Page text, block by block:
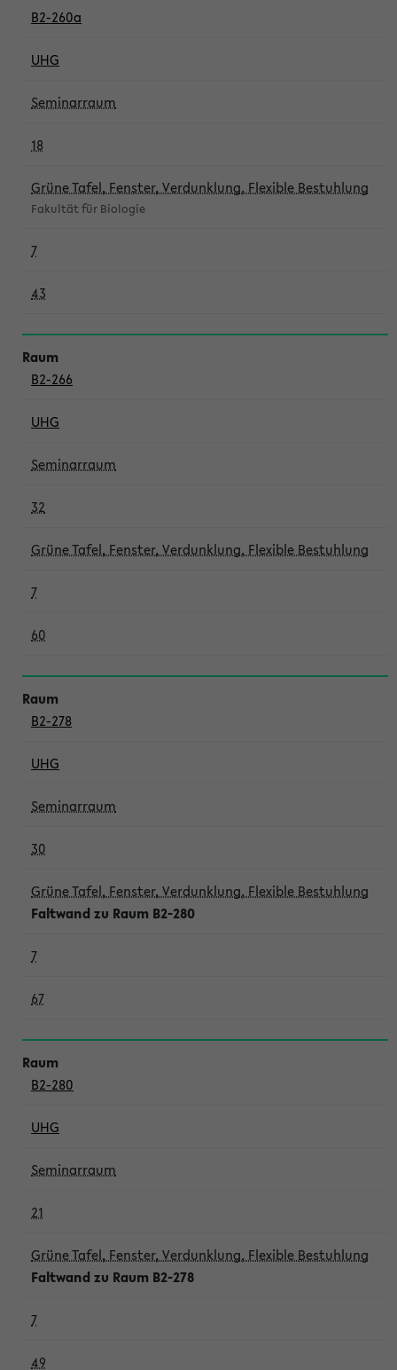
B2-260a
UHG
Seminarraum
18
Grüne Tafel, Fenster, Verdunklung, Flexible Bestuhlung
Fakultät für Biologie
7
43
B2-266
UHG
Seminarraum
32
Grüne Tafel, Fenster, Verdunklung, Flexible Bestuhlung
7
60
B2-278
UHG
Seminarraum
30
Grüne Tafel, Fenster, Verdunklung, Flexible Bestuhlung
Faltwand zu Raum B2-280
7
67
B2-280
UHG
Seminarraum
21
Grüne Tafel, Fenster, Verdunklung, Flexible Bestuhlung
Faltwand zu Raum B2-278
7
49